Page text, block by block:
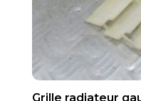
Grille radiateur